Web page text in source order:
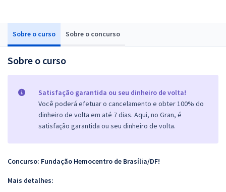
Sobre o curso Sobre o concurso
Sobre o curso
Satisfação garantida ou seu dinheiro de volta!
Você poderá efetuar o cancelamento e obter 100% do
dinheiro de volta em até 7 dias. Aqui, no Gran, é
satisfação garantida ou seu dinheiro de volta.
Concurso: Fundação Hemocentro de Brasília/DF!
Mais detalhes: